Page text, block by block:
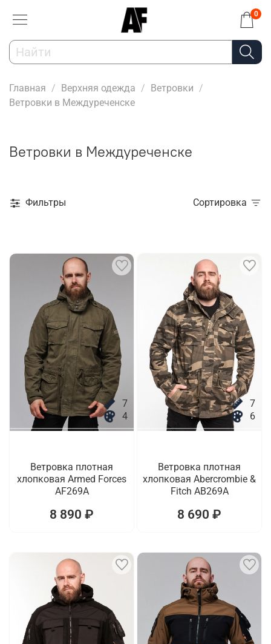
0
Главная Верхняя одежда
Ветровки
Ветровки в Междуреченске
Ветровки в Междуреченске
Фильтры Сортировка
7
4
Ветровка плотная
хлопковая Armed Forces
AF269A
8 890 ₽
7
6
Ветровка плотная
хлопковая Abercrombie &
Fitch AB269A
8 690 ₽